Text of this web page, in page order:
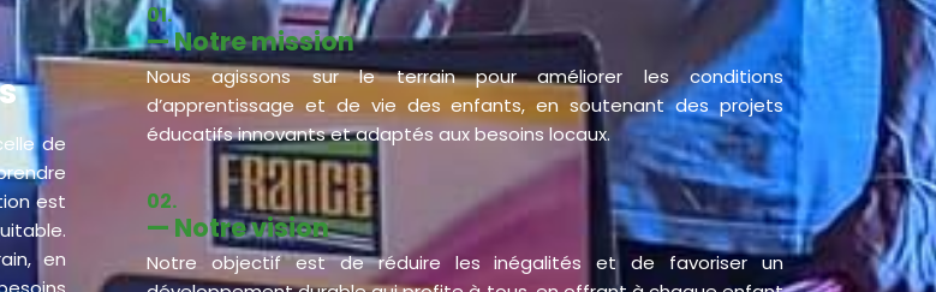
de
est
en
01.
— Notre mission​
Nous agissons sur le terrain pour améliorer les conditions
d’apprentissage et de vie des enfants, en soutenant des projets
éducatifs innovants et adaptés aux besoins locaux.
02.
— Notre vision​
Notre objectif est de réduire les inégalités et de favoriser un